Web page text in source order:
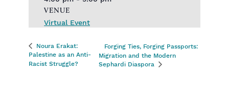
VENUE
Virtual Event
Noura Erakat:
Palestine as an Anti-
Racist Struggle?
Forging Ties, Forging Passports:
Migration and the Modern
Sephardi Diaspora